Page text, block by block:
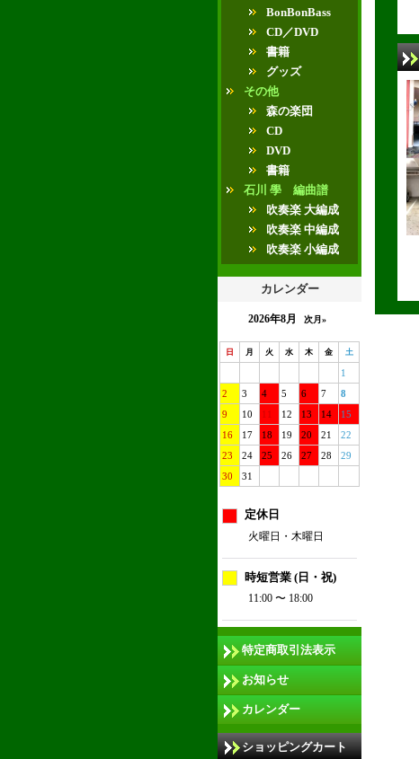
BonBonBass
CD／DVD
書籍
グッズ
その他
森の楽団
CD
DVD
書籍
石川 學 編曲譜
吹奏楽 大編成
吹奏楽 中編成
吹奏楽 小編成
カレンダー
2026年8月 次月»
日 月 火 水 木 金 土
1
2
3 4 5 6 7
8
9
10 11 12 13 14
15
16
17 18 19 20 21
22
23
24 25 26 27 28
29
30
31
定休日
火曜日・木曜日
時短営業 (日・祝)
11:00 〜 18:00
特定商取引法表示
お知らせ
カレンダー
ショッピングカート